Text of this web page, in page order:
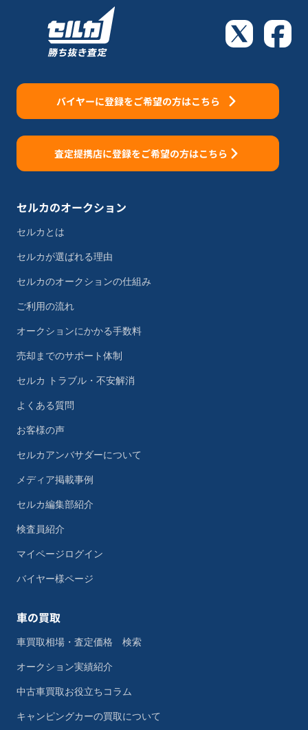
バイヤーに登録をご希望の方はこちら
査定提携店に登録をご希望の方はこちら
セルカのオークション
セルカとは
セルカが選ばれる理由
セルカのオークションの仕組み
ご利用の流れ
オークションにかかる手数料
売却までのサポート体制
セルカ トラブル・不安解消
よくある質問
お客様の声
セルカアンバサダーについて
メディア掲載事例
セルカ編集部紹介
検査員紹介
マイページログイン
バイヤー様ページ
車の買取
車買取相場・査定価格 検索
オークション実績紹介
中古車買取お役立ちコラム
キャンピングカーの買取について